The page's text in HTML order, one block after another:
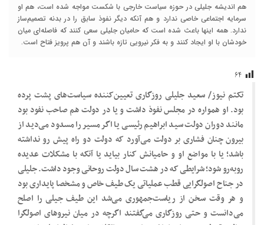
هم اندیشه جلیلی در حوزه سیاست خارجی با شکست مواجه شده است، هم او
سرمایه اجتماعی خاصی ندارد و هم آنکه دیگر نفوذ سابق را در بدنه تصمیم‌ساز
ندارد. همه اینها باعث شده است که حامیان جلیلی سعی کنند که فاصله‌ای میان
خودشان با او ایجاد کنند و به فکر نیرویی تازه باشند و آن هم پرویز فتاح است.
۶۴
تکتم نیوز/ سعید جلیلی روزگاری تعیین‌کننده سیاست‌های پشت پرده
بود. او همواره در مجلس نفوذ داشت و یا در دولت هم صاحب نفود بود
مانند دوران دولت سید ابراهیم رئیسی یا اگر مسیر را مسدود می‌دید از
بیرون چنان فشاری بر دولت می‌آورد که دولت دو راه پیش رو نداشته
باشد؛ یا با مواضع او و حامیانش کنار بیاید یا آنکه با مشکلات عدیده
روبه‌رو شود؛ شرایطی که در هشت سال دولت روحانی وجود داشت. جلیلی
در جناح اصولگرایی قطب عملیاتی یک طیف خاص و مشخصا پایداری بود
و هر وقت سخن از ریاست‌جمهوری می‌شد این طیف جیلی را اصلح
می‌دانست و حتی روزگاری می‌گفتند اگرچه در میان نیروهای اصولگرا